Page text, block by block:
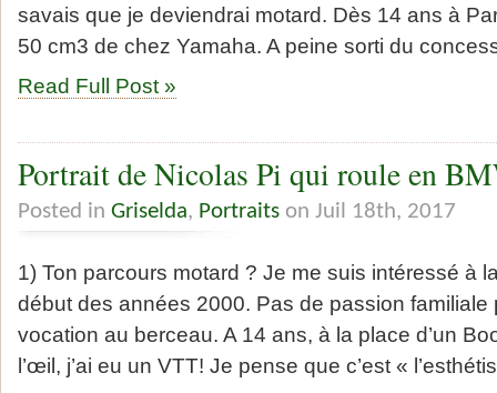
savais que je deviendrai motard. Dès 14 ans à
50 cm3 de chez Yamaha. A peine sorti du
Read Full Post »
Portrait de Nicolas Pi qui roule en
Posted in Griselda, Portraits on Juil 18th, 2017
1) Ton parcours motard ? Je me suis intéressé à
début des années 2000. Pas de passion familiale
vocation au berceau. A 14 ans, à la place d’un
l’œil, j’ai eu un VTT! Je pense que c’est «